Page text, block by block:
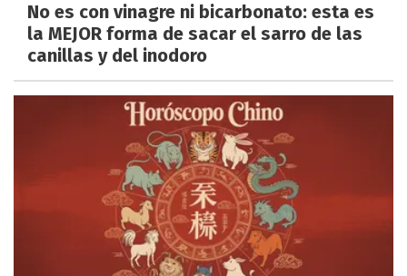
No es con vinagre ni bicarbonato: esta es
la MEJOR forma de sacar el sarro de las
canillas y del inodoro